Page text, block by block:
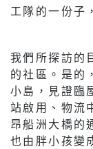
工隊的一份子
我們所探訪的
的社區。是的
小島，見證臨
站啟用、物流
昂船洲大橋的
也由胖小孩變